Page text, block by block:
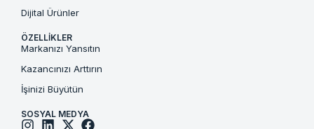
Dijital Ürünler
ÖZELLIKLER
Markanızı Yansıtın
Kazancınızı Arttırın
İşinizi Büyütün
SOSYAL MEDYA